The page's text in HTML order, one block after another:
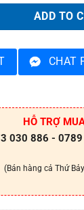
ADD TO
CHAT
HỖ TRỢ
030 886 -
(Bán hàng cả Thứ